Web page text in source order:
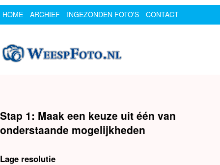
HOME ARCHIEF INGEZONDEN FOTO'S
CONTACT
Stap 1: Maak een keuze uit één van
onderstaande mogelijkheden
Lage resolutie